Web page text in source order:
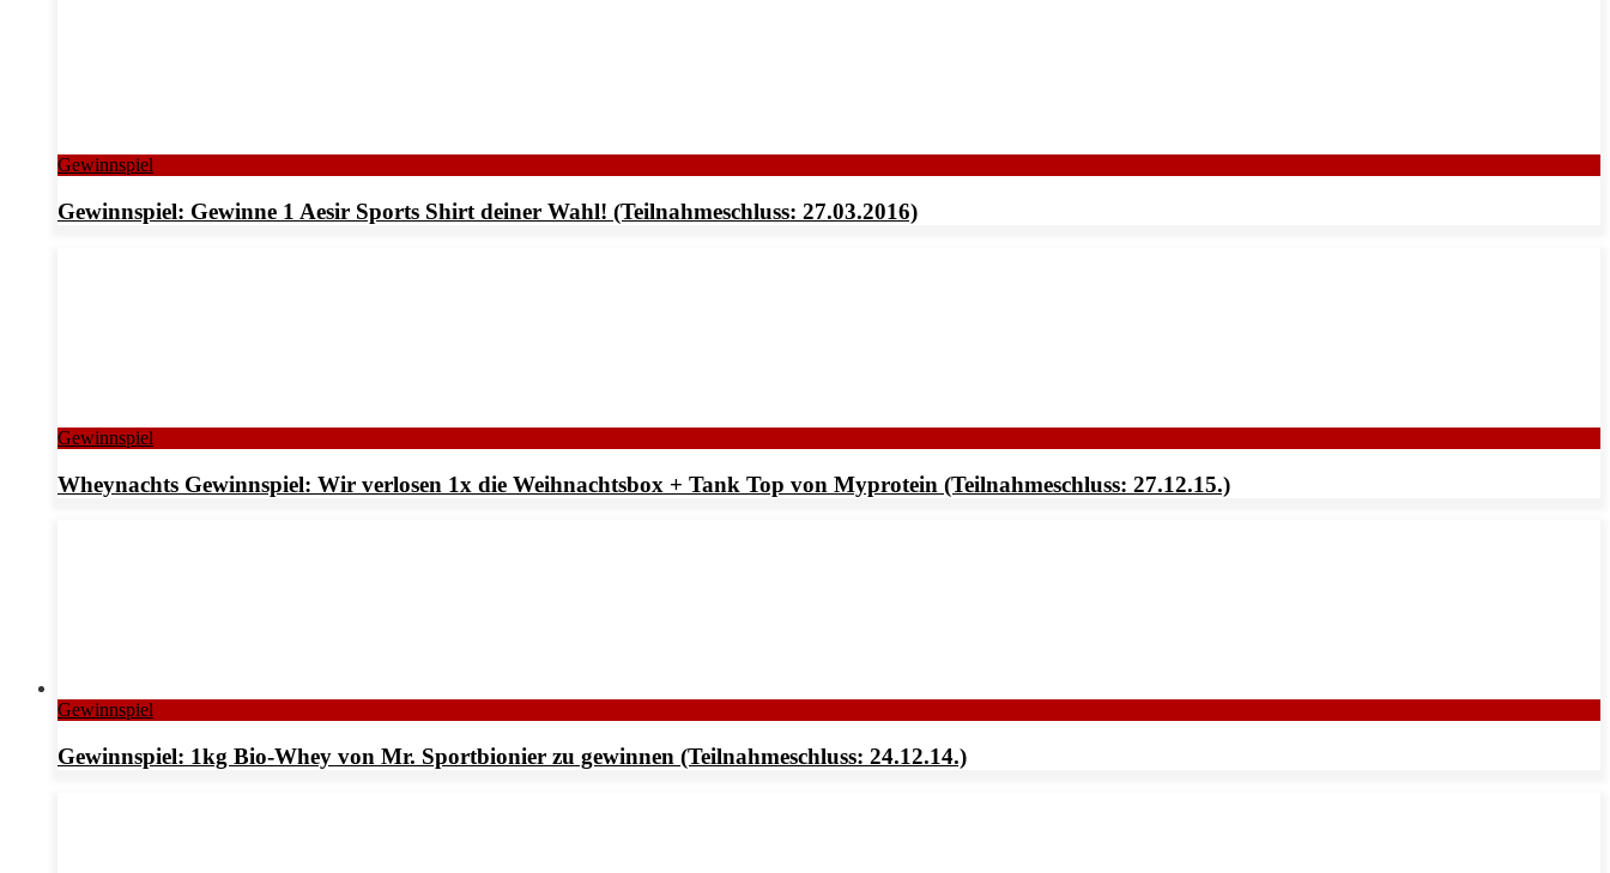
Gewinnspiel
Gewinnspiel: Gewinne 1 Aesir Sports Shirt deiner Wahl! (Teilnahmeschluss: 27.03.2016)
Gewinnspiel
Wheynachts Gewinnspiel: Wir verlosen 1x die Weihnachtsbox + Tank Top von Myprotein (Teilnahmeschluss: 27.12.15.)
Gewinnspiel
Gewinnspiel: 1kg Bio-Whey von Mr. Sportbionier zu gewinnen (Teilnahmeschluss: 24.12.14.)